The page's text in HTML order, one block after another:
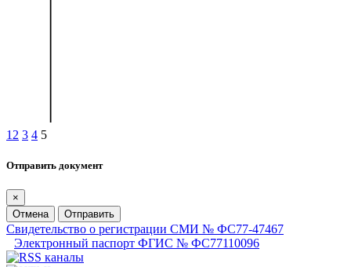
1 2 3 4 5
Отправить документ
×
Отмена
Отправить
Свидетельство о регистрации СМИ № ФС77-47467
Электронный паспорт ФГИС № ФС77110096